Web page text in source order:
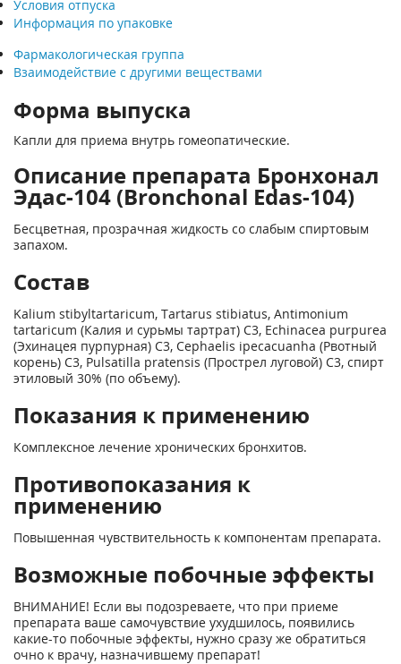
Условия отпуска
Информация по упаковке
Фармакологическая группа
Взаимодействие с другими веществами
Форма выпуска
Капли для приема внутрь гомеопатические.
Описание препарата Бронхонал
Эдас-104 (Bronchonal Edas-104)
Бесцветная, прозрачная жидкость со слабым спиртовым
запахом.
Состав
Kalium stibyltartaricum, Tartarus stibiatus, Antimonium
tartaricum (Калия и сурьмы тартрат) С3, Echinacea purpurea
(Эхинацея пурпурная) С3, Cephaelis ipecacuanha (Рвотный
корень) С3, Pulsatilla pratensis (Прострел луговой) С3, спирт
этиловый 30% (по объему).
Показания к применению
Комплексное лечение хронических бронхитов.
Противопоказания к
применению
Повышенная чувствительность к компонентам препарата.
Возможные побочные эффекты
ВНИМАНИЕ! Если вы подозреваете, что при приеме
препарата ваше самочувствие ухудшилось, появились
какие-то побочные эффекты, нужно сразу же обратиться
очно к врачу, назначившему препарат!